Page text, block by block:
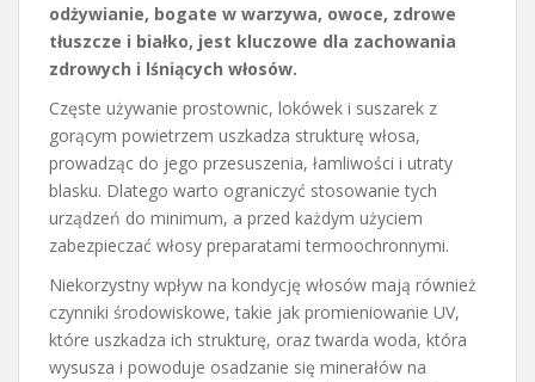
odżywianie, bogate w warzywa, owoce, zdrowe
tłuszcze i białko, jest kluczowe dla zachowania
zdrowych i lśniących włosów.
Częste używanie prostownic, lokówek i suszarek z
gorącym powietrzem uszkadza strukturę włosa,
prowadząc do jego przesuszenia, łamliwości i utraty
blasku. Dlatego warto ograniczyć stosowanie tych
urządzeń do minimum, a przed każdym użyciem
zabezpieczać włosy preparatami termoochronnymi.
Niekorzystny wpływ na kondycję włosów mają również
czynniki środowiskowe, takie jak promieniowanie UV,
które uszkadza ich strukturę, oraz twarda woda, która
wysusza i powoduje osadzanie się minerałów na